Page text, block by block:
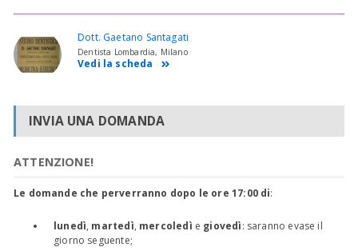
Dott. Gaetano Santagati
Dentista Lombardia, Milano
Vedi la scheda
INVIA UNA DOMANDA
ATTENZIONE!
Le domande che perverranno dopo le ore 17:00 di:
lunedì, martedì, mercoledì e giovedì: saranno evase il
giorno seguente;